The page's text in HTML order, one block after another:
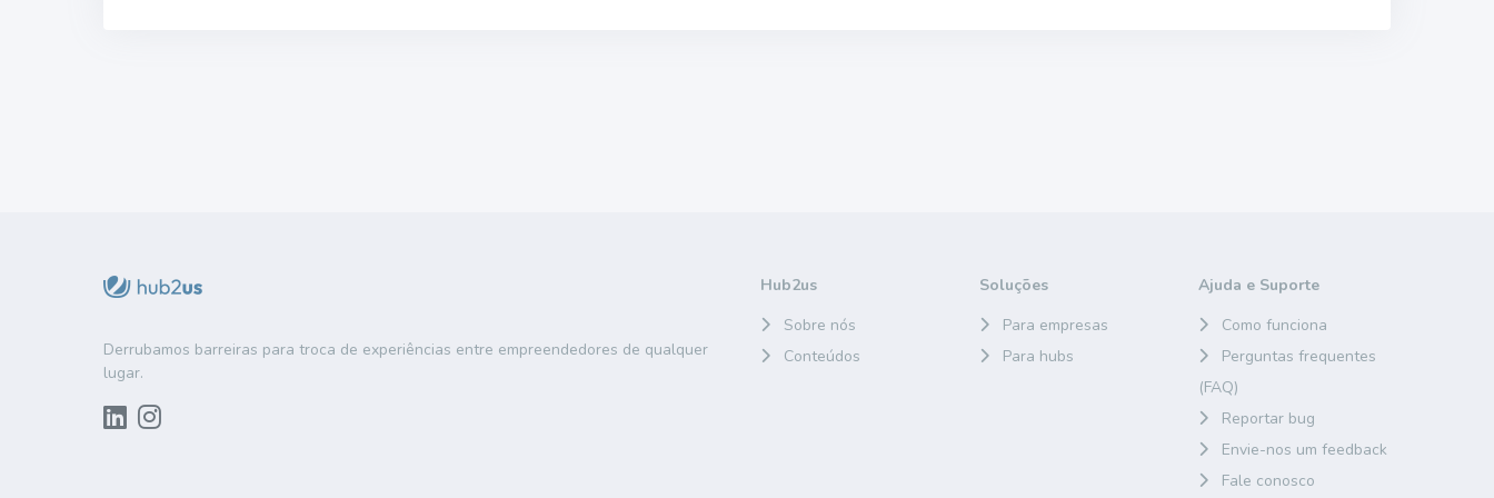
Derrubamos barreiras para troca de experiências entre empreendedores de qualquer
lugar.
Hub2us
Sobre nós
Conteúdos
Soluções
Para empresas
Para hubs
Ajuda e Suporte
Como funciona
Perguntas frequentes
(FAQ)
Reportar bug
Envie-nos um feedback
Fale conosco